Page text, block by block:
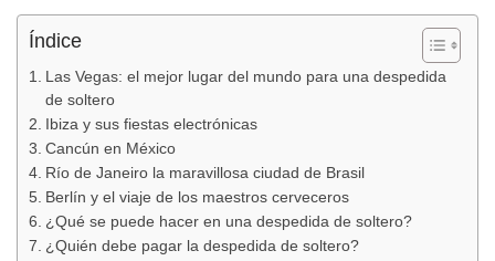
Índice
Las Vegas: el mejor lugar del mundo para una despedida
de soltero
Ibiza y sus fiestas electrónicas
Cancún en México
Río de Janeiro la maravillosa ciudad de Brasil
Berlín y el viaje de los maestros cerveceros
¿Qué se puede hacer en una despedida de soltero?
¿Quién debe pagar la despedida de soltero?